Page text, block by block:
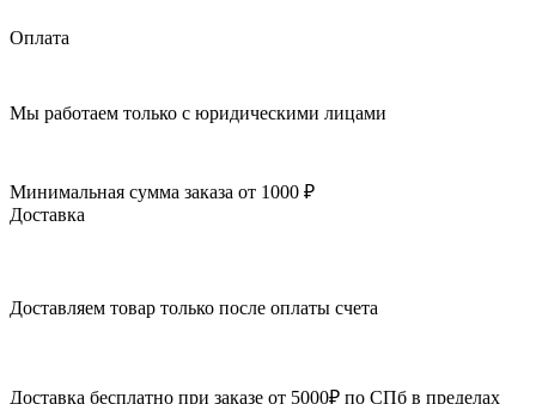
Оплата
Мы работаем только с юридическими лицами
Минимальная сумма заказа от 1000 ₽
Доставка
Доставляем товар только после оплаты счета
Доставка бесплатно при заказе от 5000₽ по СПб в пределах